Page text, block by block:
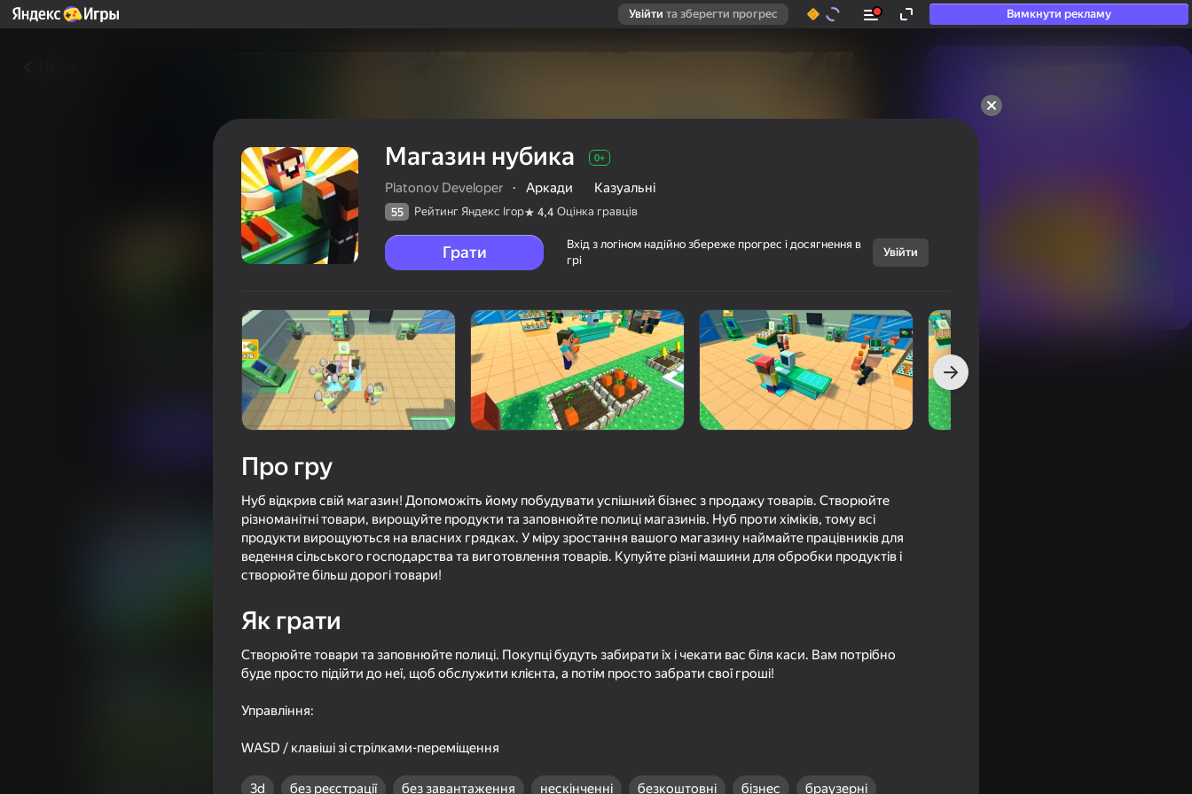
Увійти та зберегти прогрес Вимкнути рекламу
Магазин нубика
Рейтинг Яндекс Ігор 4,4 Оцінка гравців 0+
Казуальні Platonov Developer
69
Нубик Шахтёр 2: Побег из
тюрьмы
Ультра плейграунд: военный
мод
74 69 82
Магазин нубика 0+
Platonov Developer · Аркади Казуальні
55 Рейтинг Яндекс Ігор 4,4 Оцінка гравців
Грати
Вхід з логіном надійно збереже прогрес і досягнення в
грі
Увійти
Про гру
Нуб відкрив свій магазин! Допоможіть йому побудувати успішний бізнес з продажу товарів. Створюйте
різноманітні товари, вирощуйте продукти та заповнюйте полиці магазинів. Нуб проти хіміків, тому всі
продукти вирощуються на власних грядках. У міру зростання вашого магазину наймайте працівників для
ведення сільського господарства та виготовлення товарів. Купуйте різні машини для обробки продуктів і
створюйте більш дорогі товари!
Як грати
Створюйте товари та заповнюйте полиці. Покупці будуть забирати їх і чекати вас біля каси. Вам потрібно
буде просто підійти до неї, щоб обслужити клієнта, а потім просто забрати свої гроші!
Управління:
WASD / клавіші зі стрілками-переміщення
3d без реєстрації без завантаження нескінченні безкоштовні бізнес браузерні